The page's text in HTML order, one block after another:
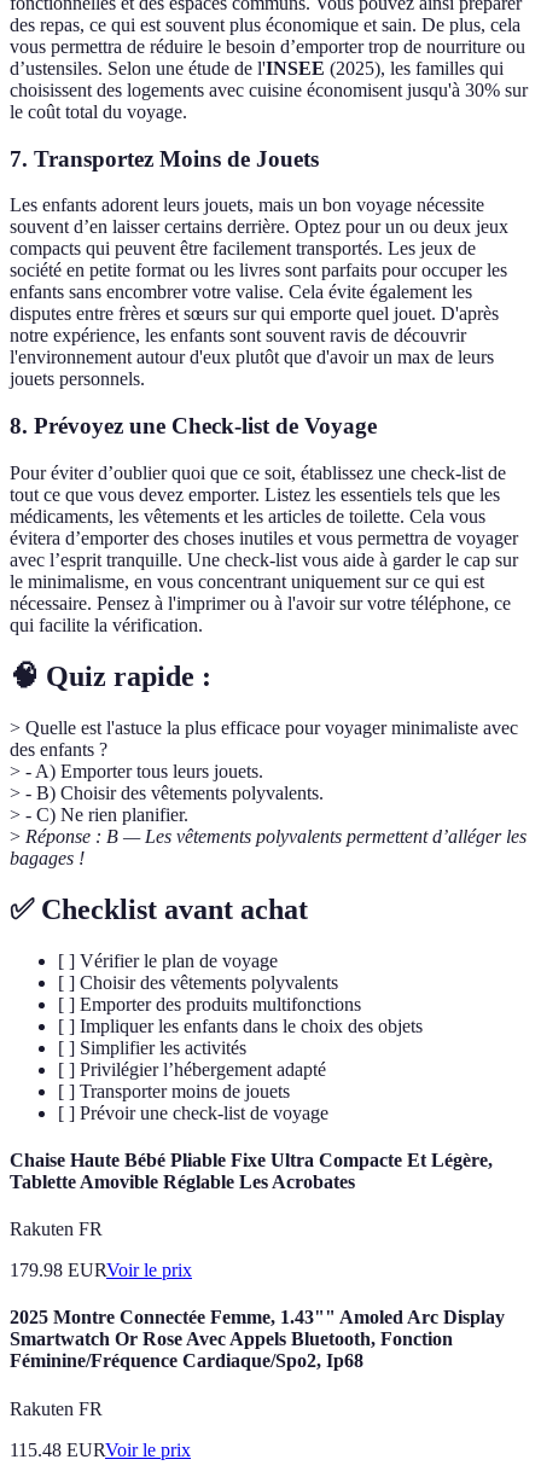
des repas, ce qui est souvent plus économique et sain. De plus, cela
vous permettra de réduire le besoin d’emporter trop de nourriture ou
d’ustensiles. Selon une étude de l'INSEE (2025), les familles qui
choisissent des logements avec cuisine économisent jusqu'à 30% sur
le coût total du voyage.
7. Transportez Moins de Jouets
Les enfants adorent leurs jouets, mais un bon voyage nécessite
souvent d’en laisser certains derrière. Optez pour un ou deux jeux
compacts qui peuvent être facilement transportés. Les jeux de
société en petite format ou les livres sont parfaits pour occuper les
enfants sans encombrer votre valise. Cela évite également les
disputes entre frères et sœurs sur qui emporte quel jouet. D'après
notre expérience, les enfants sont souvent ravis de découvrir
l'environnement autour d'eux plutôt que d'avoir un max de leurs
jouets personnels.
8. Prévoyez une Check-list de Voyage
Pour éviter d’oublier quoi que ce soit, établissez une check-list de
tout ce que vous devez emporter. Listez les essentiels tels que les
médicaments, les vêtements et les articles de toilette. Cela vous
évitera d’emporter des choses inutiles et vous permettra de voyager
avec l’esprit tranquille. Une check-list vous aide à garder le cap sur
le minimalisme, en vous concentrant uniquement sur ce qui est
nécessaire. Pensez à l'imprimer ou à l'avoir sur votre téléphone, ce
qui facilite la vérification.
🧠 Quiz rapide :
> Quelle est l'astuce la plus efficace pour voyager minimaliste avec
des enfants ?
> - A) Emporter tous leurs jouets.
> - B) Choisir des vêtements polyvalents.
> - C) Ne rien planifier.
> Réponse : B — Les vêtements polyvalents permettent d’alléger les
bagages !
✅ Checklist avant achat
[ ] Vérifier le plan de voyage
[ ] Choisir des vêtements polyvalents
[ ] Emporter des produits multifonctions
[ ] Impliquer les enfants dans le choix des objets
[ ] Simplifier les activités
[ ] Privilégier l’hébergement adapté
[ ] Transporter moins de jouets
[ ] Prévoir une check-list de voyage
Chaise Haute Bébé Pliable Fixe Ultra Compacte Et Légère,
Tablette Amovible Réglable Les Acrobates
Rakuten FR
179.98 EURVoir le prix
2025 Montre Connectée Femme, 1.43"" Amoled Arc Display
Smartwatch Or Rose Avec Appels Bluetooth, Fonction
Féminine/Fréquence Cardiaque/Spo2, Ip68
Rakuten FR
115.48 EURVoir le prix